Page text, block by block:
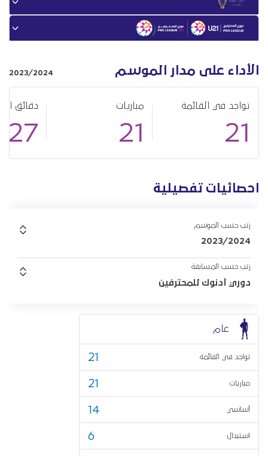
الأداء على مدار الموسم 2023/2024
تواجد في القائمة
21
مباريات
21
دقائق
احصائيات تفصيلية
رتب حسب الموسم
2023/2024
رتب حسب المسابقة
دوري أدنوك للمحترفين
عام
تواجد في القائمة 21
مباريات 21
أساسي 14
استبدال 6